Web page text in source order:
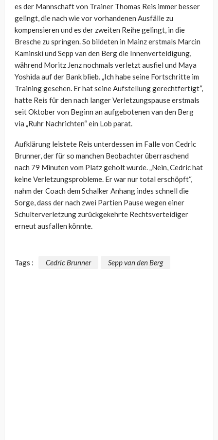
es der Mannschaft von Trainer Thomas Reis immer besser
gelingt, die nach wie vor vorhandenen Ausfälle zu
kompensieren und es der zweiten Reihe gelingt, in die
Bresche zu springen. So bildeten in Mainz erstmals Marcin
Kaminski und Sepp van den Berg die Innenverteidigung,
während Moritz Jenz nochmals verletzt ausfiel und Maya
Yoshida auf der Bank blieb. „Ich habe seine Fortschritte im
Training gesehen. Er hat seine Aufstellung gerechtfertigt“,
hatte Reis für den nach langer Verletzungspause erstmals
seit Oktober von Beginn an aufgebotenen van den Berg
via „Ruhr Nachrichten“ ein Lob parat.
Aufklärung leistete Reis unterdessen im Falle von Cedric
Brunner, der für so manchen Beobachter überraschend
nach 79 Minuten vom Platz geholt wurde. „Nein, Cedric hat
keine Verletzungsprobleme. Er war nur total erschöpft“,
nahm der Coach dem Schalker Anhang indes schnell die
Sorge, dass der nach zwei Partien Pause wegen einer
Schulterverletzung zurückgekehrte Rechtsverteidiger
erneut ausfallen könnte.
Tags : Cedric Brunner Sepp van den Berg